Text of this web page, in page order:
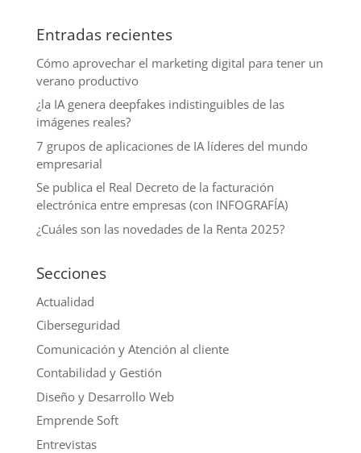
Entradas recientes
Cómo aprovechar el marketing digital para tener un
verano productivo
¿la IA genera deepfakes indistinguibles de las
imágenes reales?
7 grupos de aplicaciones de IA líderes del mundo
empresarial
Se publica el Real Decreto de la facturación
electrónica entre empresas (con INFOGRAFÍA)
¿Cuáles son las novedades de la Renta 2025?
Secciones
Actualidad
Ciberseguridad
Comunicación y Atención al cliente
Contabilidad y Gestión
Diseño y Desarrollo Web
Emprende Soft
Entrevistas